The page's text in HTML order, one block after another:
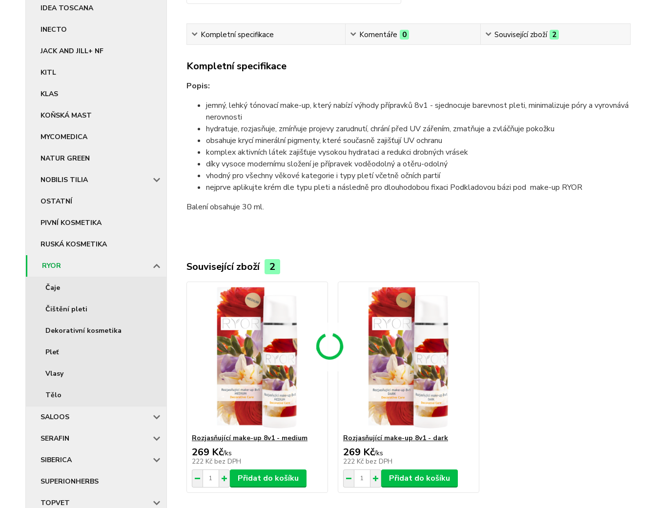
IDEA TOSCANA
INECTO
JACK AND JILL+ NF
KITL
KLAS
KOŇSKÁ MAST
MYCOMEDICA
NATUR GREEN
NOBILIS TILIA
OSTATNÍ
PIVNÍ KOSMETIKA
RUSKÁ KOSMETIKA
RYOR
Čaje
Čištění pleti
Dekorativní kosmetika
Pleť
Vlasy
Tělo
SALOOS
SERAFIN
SIBERICA
SUPERIONHERBS
TOPVET
Kompletní specifikace Komentáře 0 Související zboží 2
Kompletní specifikace
Popis:
jemný, lehký tónovací make-up, který nabízí výhody přípravků 8v1 - sjednocuje barevnost pleti, minimalizuje póry a vyrovnává
nerovnosti
hydratuje, rozjasňuje, zmírňuje projevy zarudnutí, chrání před UV zářením, zmatňuje a zvláčňuje pokožku
obsahuje krycí minerální pigmenty, které současně zajišťují UV ochranu
komplex aktivních látek zajišťuje vysokou hydrataci a redukci drobných vrásek
díky vysoce modernímu složení je přípravek voděodolný a otěru-odolný
vhodný pro všechny věkové kategorie i typy pletí včetně očních partií
nejprve aplikujte krém dle typu pleti a následně pro dlouhodobou fixaci Podkladovou bázi pod make-up RYOR
Balení obsahuje 30 ml.
Související zboží 2
Rozjasňující make-up 8v1 - medium
269 Kč/ks
222 Kč bez DPH
Přidat do košíku
Rozjasňující make-up 8v1 - dark
269 Kč/ks
222 Kč bez DPH
Přidat do košíku